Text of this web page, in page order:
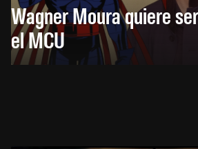
Wagner Moura quiere
el MCU